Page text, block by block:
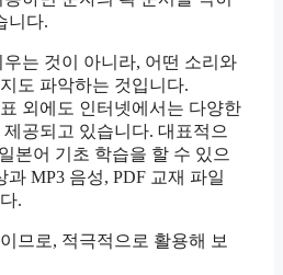
니다.
는 것이 아니라, 어떤 소리와
도 파악하는 것입니다.
외에도 인터넷에서는 다양한
공되고 있습니다. 대표적으
본어 기초 학습을 할 수 있으
MP3 음성, PDF 교재 파일
.
므로, 적극적으로 활용해 보